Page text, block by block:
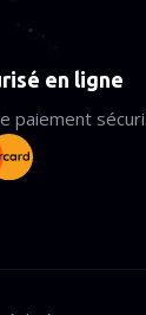
en ligne
paiement